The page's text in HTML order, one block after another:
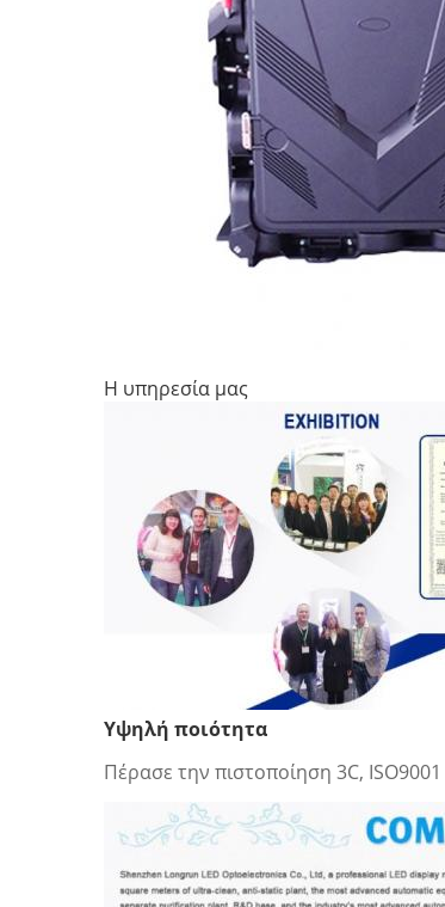
Η υπηρεσία μας
Υψηλή ποιότητα
Πέρασε την πιστοποίηση 3C, ISO9001